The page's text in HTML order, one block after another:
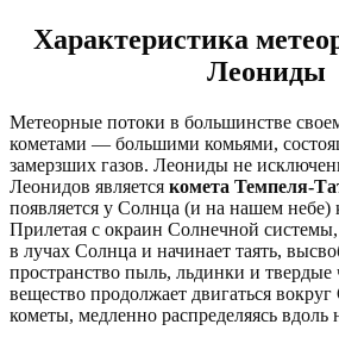
Характеристика
Леониды
Метеорные потоки в большинстве
кометами — большими комьями,
замерзших газов. Леониды не
Леонидов является комета Темпеля-
появляется у Солнца (и на нашем небе)
Прилетая с окраин Солнечной системы,
в лучах Солнца и начинает таять,
пространство пыль, льдинки и твердые
вещество продолжает двигаться
кометы, медленно распределяясь вдоль